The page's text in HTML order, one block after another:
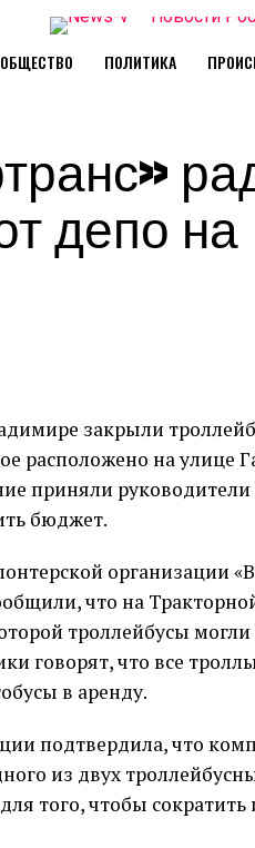
ОБЩЕСТВО ПОЛИТИКА
депо на
закрыли
расположено на улице
приняли
бюджет.
организации
что на
троллейбусы
говорят, что все
в аренду.
подтвердила, что
из двух
того, чтобы сократить